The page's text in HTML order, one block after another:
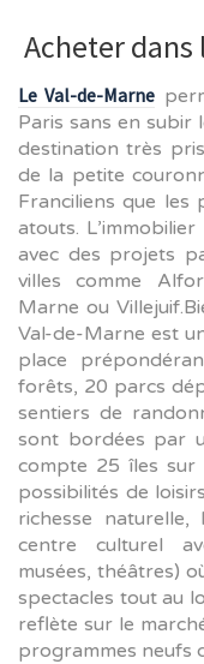
Acheter dans
Le Val-de-Marne
Paris sans en subir
destination très
de la petite
Franciliens que les
atouts.
avec des projets
villes comme
Marne ou
Val-de-Marne est
place
forêts, 20 parcs
sentiers de
sont bordées par
compte 25 îles sur
possibilités de
richesse
centre culturel
musées, théâtres)
spectacles tout au
reflète sur le
programmes neufs